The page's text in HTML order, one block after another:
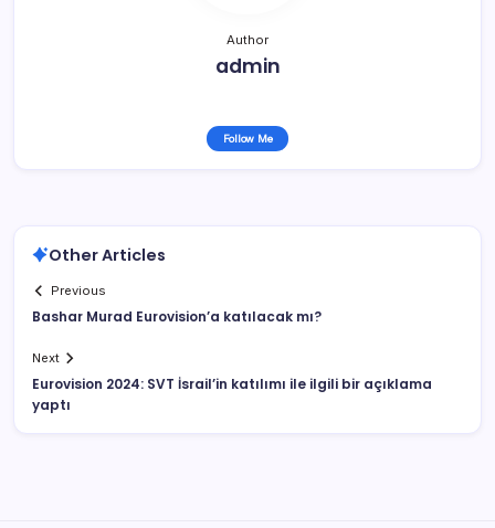
Author
admin
Follow Me
Other Articles
Previous
Bashar Murad Eurovision’a katılacak mı?
Next
Eurovision 2024: SVT İsrail’in katılımı ile ilgili bir açıklama
yaptı